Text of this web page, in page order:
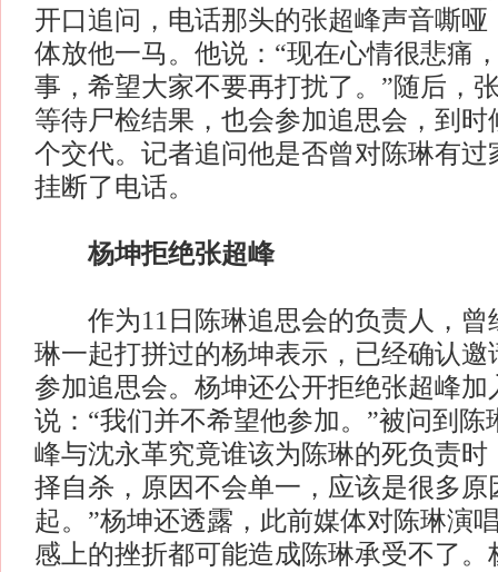
开口追问，电话那头的张超峰声音嘶哑
体放他一马。他说：“现在心情很悲痛
事，希望大家不要再打扰了。”随后，
等待尸检结果，也会参加追思会，到时
个交代。记者追问他是否曾对陈琳有过
挂断了电话。
杨坤拒绝张超峰
作为11日陈琳追思会的负责人，曾
琳一起打拼过的杨坤表示，已经确认邀
参加追思会。杨坤还公开拒绝张超峰加
说：“我们并不希望他参加。”被问到陈
峰与沈永革究竟谁该为陈琳的死负责时
择自杀，原因不会单一，应该是很多原
起。”杨坤还透露，此前媒体对陈琳演
感上的挫折都可能造成陈琳承受不了。